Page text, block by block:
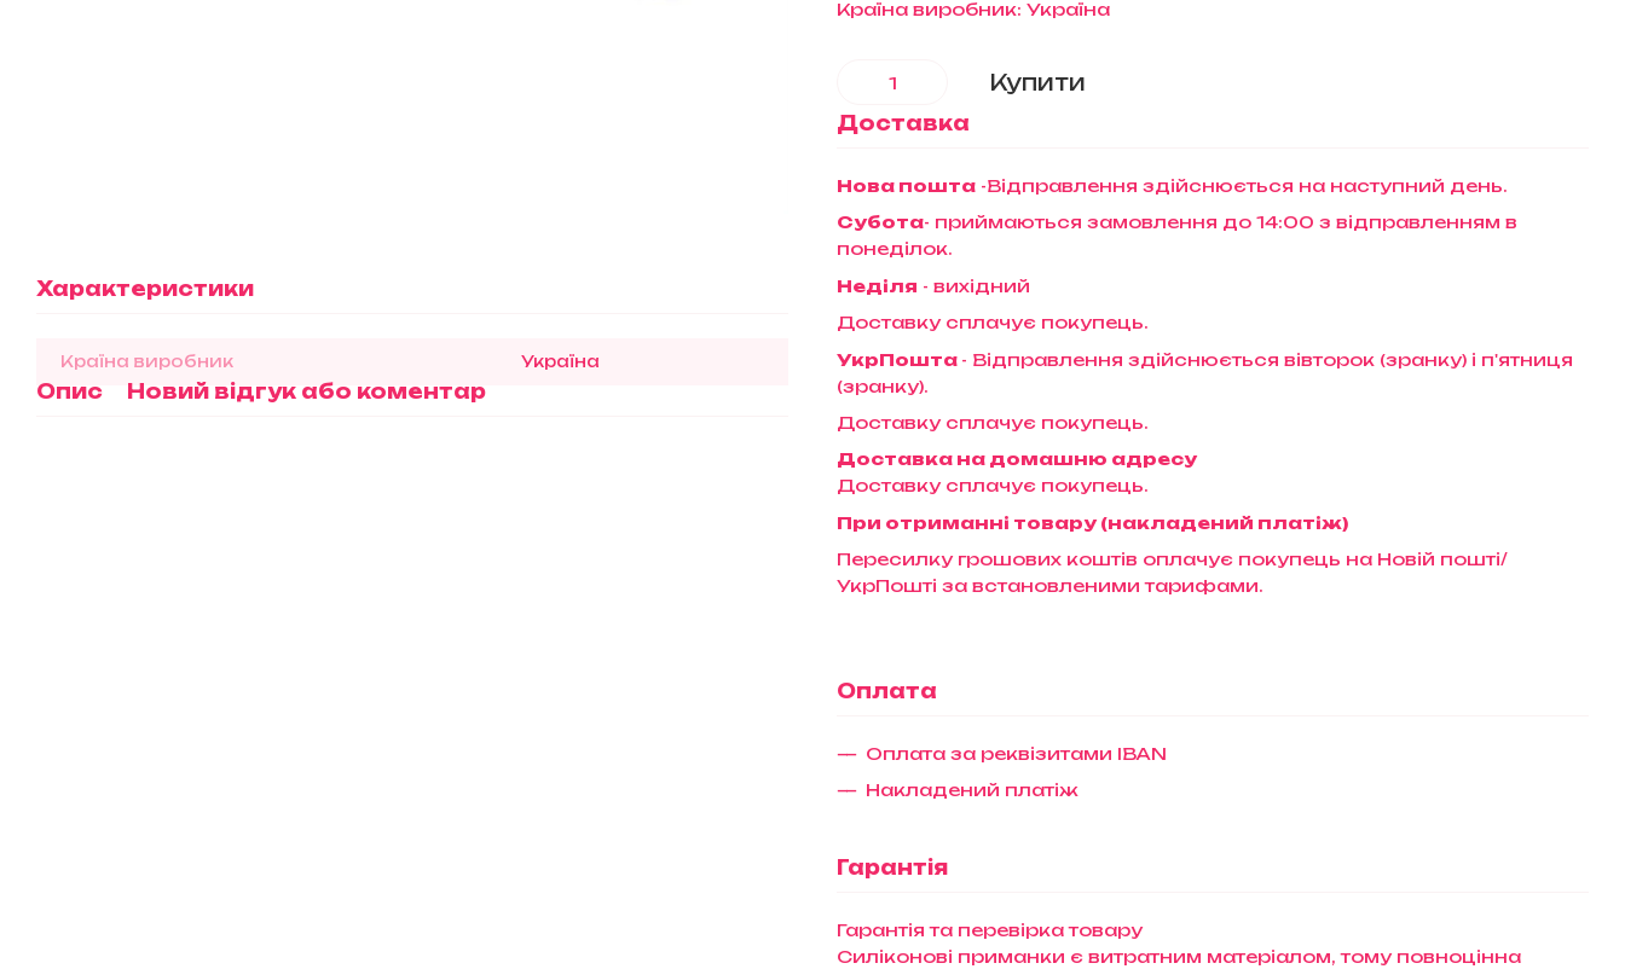
Характеристики
Країна виробник Україна
Опис Новий відгук або коментар
Країна виробник: Україна
Купити
Доставка
Нова пошта -Відправлення здійснюється на наступний день.
Субота- приймаються замовлення до 14:00 з відправленням в
понеділок.
Неділя - вихідний
Доставку сплачує покупець.
УкрПошта - Відправлення здійснюється вівторок (зранку) і п'ятниця
(зранку).
Доставку сплачує покупець.
Доставка на домашню адресу
Доставку сплачує покупець.
При отриманні товару (накладений платіж)
Пересилку грошових коштів оплачує покупець на Новій пошті/
УкрПошті за встановленими тарифами.
Оплата
Оплата за реквізитами IBAN
Накладений платіж
Гарантія
Гарантія та перевірка товару
Силіконові приманки є витратним матеріалом, тому повноцінна